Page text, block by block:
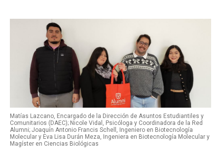
Matías Lazcano, Encargado de la Dirección de Asuntos Estudiantiles y
Comunitarios (DAEC); Nicole Vidal, Psicóloga y Coordinadora de la Red
Alumni; Joaquín Antonio Francis Schell, Ingeniero en Biotecnología
Molecular y Eva Lisa Durán Meza, Ingeniera en Biotecnología Molecular y
Magíster en Ciencias Biológicas